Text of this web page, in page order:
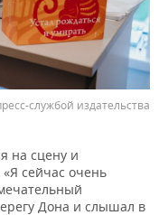
службой издательства
на сцену и
сейчас очень
Дона и слышал в